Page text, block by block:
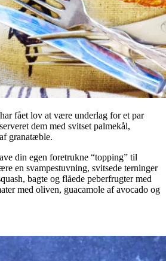
fået lov at være underlag for et par
dem med svitset palmekål,
granatæble.
din egen foretrukne “topping” til
en svampestuvning, svitsede terninger
bagte og flåede peberfrugter med
med oliven, guacamole af avocado og